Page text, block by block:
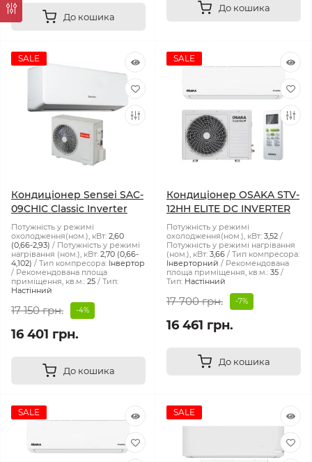
До кошика
До кошика
SALE
Кондиціонер Sensei SAC-
09CHIС Classic Inverter
Потужність у режимі
охолодження(ном.), кВт: 2,60
(0,66-2,93)
Потужність у режимі
нагрівання (ном.), кВт: 2,70 (0,66-
4,102)
Тип компресора: Інвертор
Рекомендована площа
приміщення, кв.м.: 25
Тип:
Настінний
17 150 грн. -4%
16 401 грн.
До кошика
SALE
Кондиціонер OSAKA STV-
12HH ELITE DC INVERTER
Потужність у режимі
охолодження(ном.), кВт: 3,52
Потужність у режимі нагрівання
(ном.), кВт: 3,66
Тип компресора:
Інверторний
Рекомендована
площа приміщення, кв.м.: 35
Тип: Настінний
17 700 грн. -7%
16 461 грн.
До кошика
SALE SALE